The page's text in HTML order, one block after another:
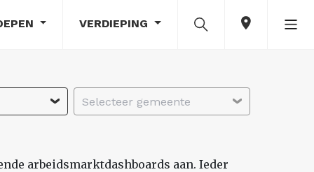
VERDIEPING
Selecteer gemeente
arbeidsmarktdashboards aan. Ieder